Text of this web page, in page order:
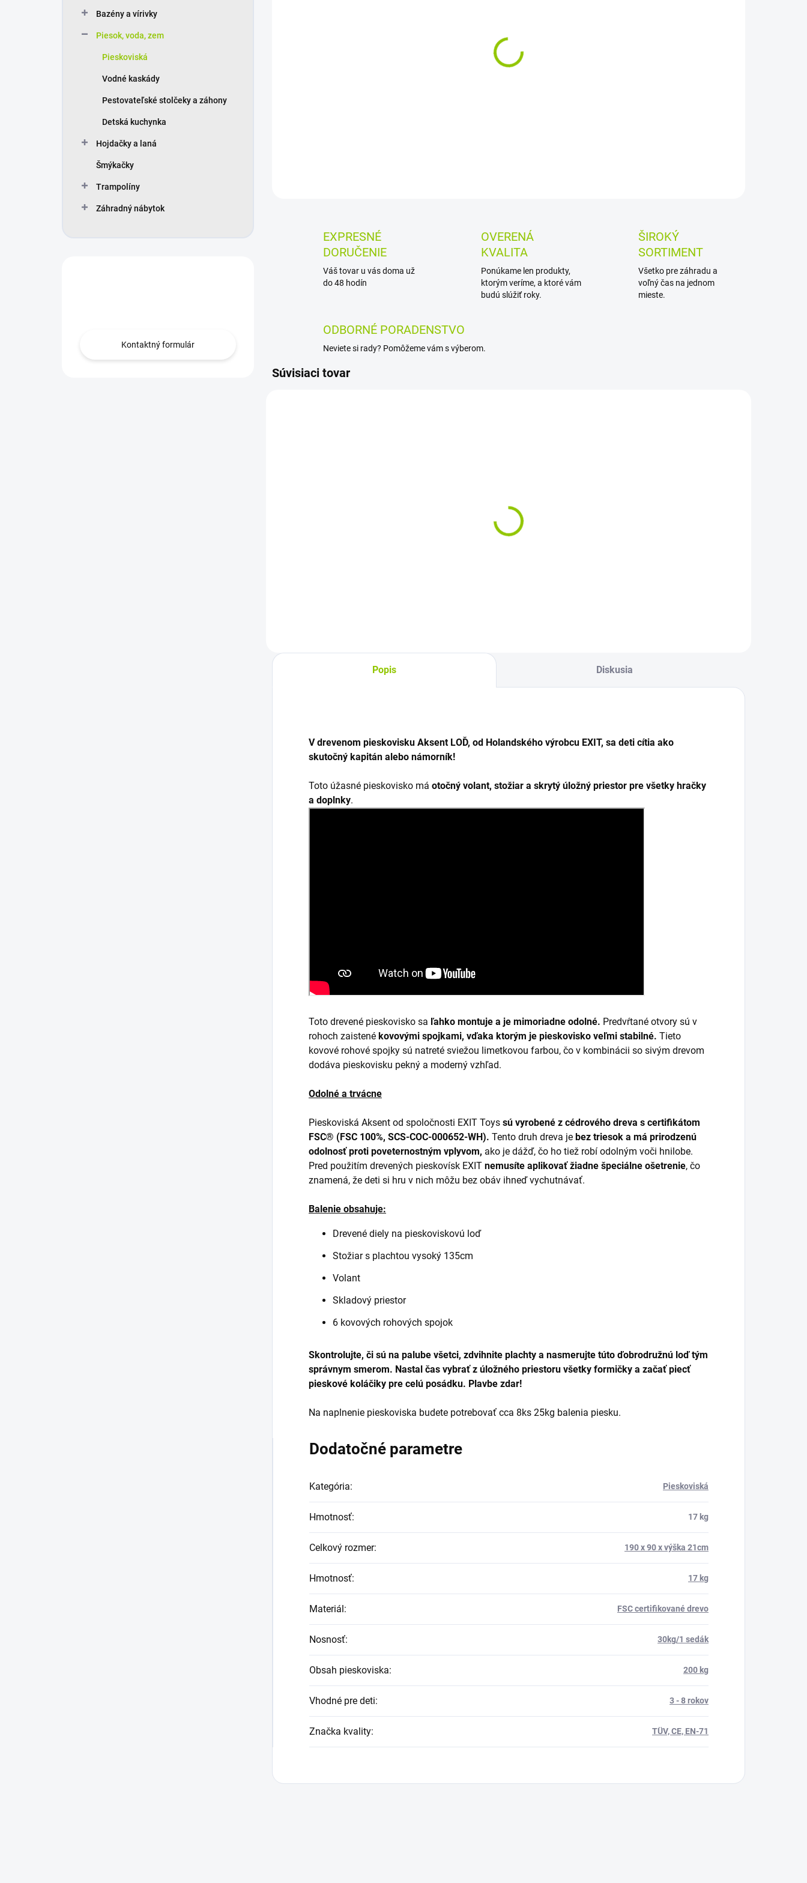
Bazény a vírivky
Piesok, voda, zem
Pieskoviská
Vodné kaskády
Pestovateľské stolčeky a záhony
Detská kuchynka
Hojdačky a laná
Šmýkačky
Trampolíny
Záhradný nábytok
Kontaktný formulár
EXPRESNÉ
DORUČENIE
Váš tovar u vás doma už
do 48 hodín
OVERENÁ
KVALITA
Ponúkame len produkty,
ktorým veríme, a ktoré vám
budú slúžiť roky.
ŠIROKÝ
SORTIMENT
Všetko pre záhradu a
voľný čas na jednom
mieste.
ODBORNÉ PORADENSTVO
Neviete si rady? Pomôžeme vám s výberom.
Súvisiaci tovar
Popis Diskusia
V drevenom pieskovisku Aksent LOĎ, od Holandského výrobcu EXIT, sa deti cítia ako
skutočný kapitán alebo námorník!
Toto úžasné pieskovisko má otočný volant, stožiar a skrytý úložný priestor pre všetky hračky
a doplnky.
Toto drevené pieskovisko sa ľahko montuje a je mimoriadne odolné. Predvŕtané otvory sú v
rohoch zaistené kovovými spojkami, vďaka ktorým je pieskovisko veľmi stabilné. Tieto
kovové rohové spojky sú natreté sviežou limetkovou farbou, čo v kombinácii so sivým drevom
dodáva pieskovisku pekný a moderný vzhľad.
Odolné a trvácne
Pieskoviská Aksent od spoločnosti EXIT Toys sú vyrobené z cédrového dreva s certifikátom
FSC® (FSC 100%, SCS-COC-000652-WH). Tento druh dreva je bez triesok a má prirodzenú
odolnosť proti poveternostným vplyvom, ako je dážď, čo ho tiež robí odolným voči hnilobe.
Pred použitím drevených pieskovísk EXIT nemusíte aplikovať žiadne špeciálne ošetrenie, čo
znamená, že deti si hru v nich môžu bez obáv ihneď vychutnávať.
Balenie obsahuje:
Drevené diely na pieskoviskovú loď
Stožiar s plachtou vysoký 135cm
Volant
Skladový priestor
6 kovových rohových spojok
Skontrolujte, či sú na palube všetci, zdvihnite plachty a nasmerujte túto ďobrodružnú loď tým
správnym smerom. Nastal čas vybrať z úložného priestoru všetky formičky a začať piecť
pieskové koláčiky pre celú posádku. Plavbe zdar!
Na naplnenie pieskoviska budete potrebovať cca 8ks 25kg balenia piesku.
Dodatočné parametre
Kategória: Pieskoviská
Hmotnosť: 17 kg
Celkový rozmer: 190 x 90 x výška 21cm
Hmotnosť: 17 kg
Materiál : FSC certifikované drevo
Nosnosť: 30kg/1 sedák
Obsah pieskoviska: 200 kg
Vhodné pre deti: 3 - 8 rokov
Značka kvality: TÜV, CE, EN-71